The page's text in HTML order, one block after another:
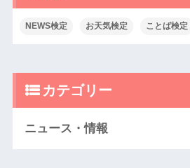
NEWS検定 お天気検定 ことば検定
カテゴリー
ニュース・情報